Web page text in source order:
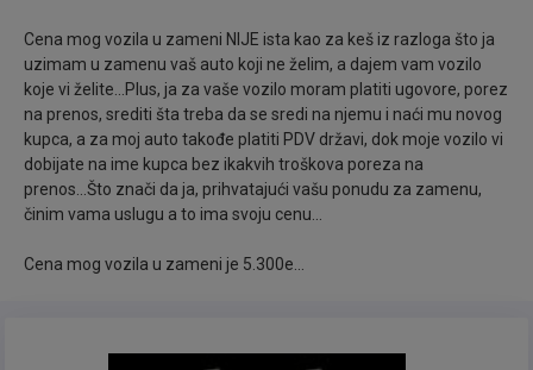
maglu, Električne podizače prozora napred, Elektro
podesive retrovizore sa grejačima, Kožni sportski
volan, Držač za čaše, Vazdušne jastuke, CHILD LOCK
blokadu zadnjih vrata radi sigurnosti dece, Rezervni
točak, CD muziku, itd...
Sva naša vozila, za razliku od većine koja se u
današnje vreme prodaju, IMAJU FABRIČKI
detaljne preglede kod naših ovlašćenih mehaničara i
Cena mog vozila u zameni NIJE ista kao za keš iz razloga što ja
uzimam u zamenu vaš auto koji ne želim, a dajem vam vozilo
koje vi želite...Plus, ja za vaše vozilo moram platiti ugovore, porez
na prenos, srediti šta treba da se sredi na njemu i naći mu novog
kupca, a za moj auto takođe platiti PDV državi, dok moje vozilo vi
dobijate na ime kupca bez ikakvih troškova poreza na
prenos...Što znači da ja, prihvatajući vašu ponudu za zamenu,
činim vama uslugu a to ima svoju cenu...
Cena mog vozila u zameni je 5.300e...